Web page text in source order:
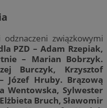
odznaczeni związkowymi
PZD – Adam Rzepiak,
– Marian Bobrzyk.
Burczyk, Krzysztof
Józef Hruby. Brązową
Wentowska, Sylwester
Bruch, Sławomir